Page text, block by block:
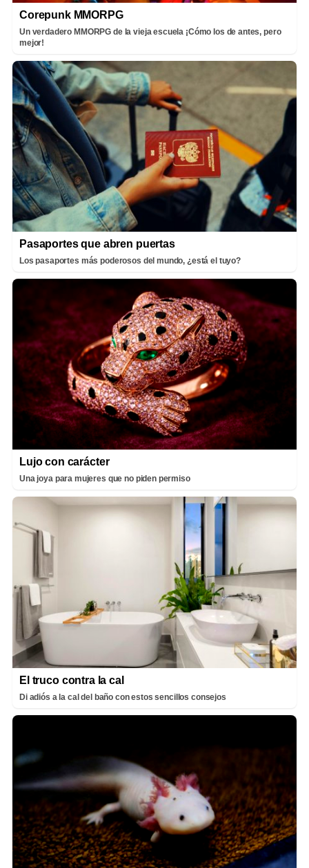
Corepunk MMORPG
Un verdadero MMORPG de la vieja escuela ¡Cómo los de antes, pero
mejor!
Pasaportes que abren puertas
Los pasaportes más poderosos del mundo, ¿está el tuyo?
Lujo con carácter
Una joya para mujeres que no piden permiso
El truco contra la cal
Di adiós a la cal del baño con estos sencillos consejos